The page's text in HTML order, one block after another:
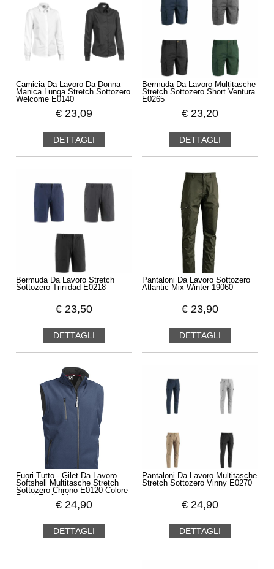
Camicia Da Lavoro Da Donna
Manica Lunga Stretch Sottozero
Welcome E0140
€ 23,09
DETTAGLI
Bermuda Da Lavoro Multitasche
Stretch Sottozero Short Ventura
E0265
€ 23,20
DETTAGLI
Bermuda Da Lavoro Stretch
Sottozero Trinidad E0218
€ 23,50
DETTAGLI
Pantaloni Da Lavoro Sottozero
Atlantic Mix Winter 19060
€ 23,90
DETTAGLI
Fuori Tutto - Gilet Da Lavoro
Softshell Multitasche Stretch
Sottozero Chrono E0120 Colore
€ 24,90
DETTAGLI
Pantaloni Da Lavoro Multitasche
Stretch Sottozero Vinny E0270
€ 24,90
DETTAGLI